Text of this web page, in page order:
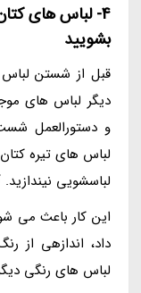
4- لباس های
بشویید
قبل از شستن
دیگر لباس های
و دستورالعمل
لباس های تیره
لباسشویی
این کار باعث می
داد، اندازهی از
لباس های رنگی